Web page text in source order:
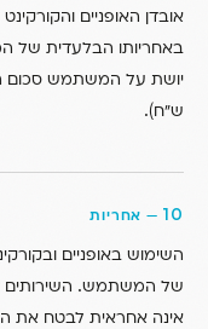
אובדן האופניים והקורקינט
באחריותו הבלעדית
יושת על המשתמש סכום
ש”ח).
10
— אחריות
השימוש באופניים
של המשתמש.
אינה אחראית לבטח את